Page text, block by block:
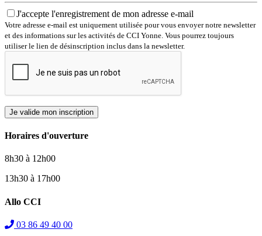
J'accepte l'enregistrement de mon adresse e-mail
Votre adresse e-mail est uniquement utilisée pour vous envoyer notre newsletter
et des informations sur les activités de CCI Yonne. Vous pourrez toujours
utiliser le lien de désinscription inclus dans la newsletter.
Je valide mon inscription
Horaires d'ouverture
8h30 à 12h00
13h30 à 17h00
Allo CCI
03 86 49 40 00